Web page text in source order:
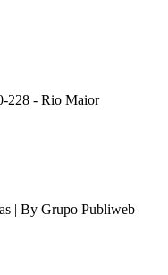
228 - Rio Maior
| By Grupo Publiweb